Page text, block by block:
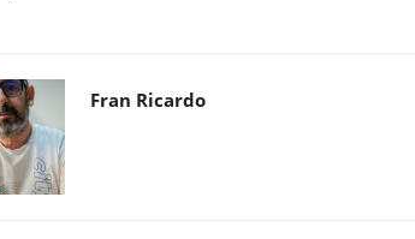
Fran Ricardo